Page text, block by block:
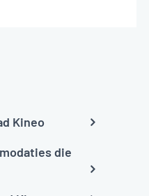
Kineo
die